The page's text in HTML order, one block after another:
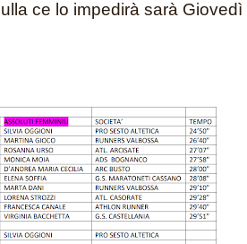
ce lo impedirà sarà Giovedì